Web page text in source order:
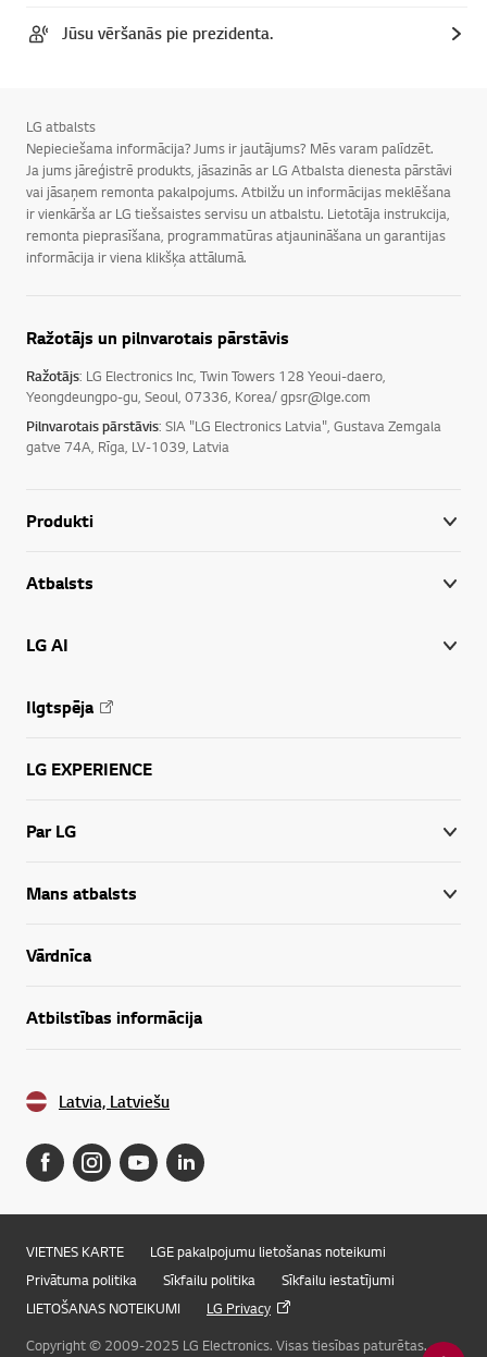
Jūsu vēršanās pie prezidenta.
LG atbalsts
Nepieciešama informācija? Jums ir jautājums? Mēs varam palīdzēt.
Ja jums jāreģistrē produkts, jāsazinās ar LG Atbalsta dienesta pārstāvi
vai jāsaņem remonta pakalpojums. Atbilžu un informācijas meklēšana
ir vienkārša ar LG tiešsaistes servisu un atbalstu. Lietotāja instrukcija,
remonta pieprasīšana, programmatūras atjaunināšana un garantijas
informācija ir viena klikšķa attālumā.
Ražotājs un pilnvarotais pārstāvis
Ražotājs: LG Electronics Inc, Twin Towers 128 Yeoui-daero,
Yeongdeungpo-gu, Seoul, 07336, Korea/ gpsr@lge.com
Pilnvarotais pārstāvis: SIA "LG Electronics Latvia", Gustava Zemgala
gatve 74A, Rīga, LV-1039, Latvia
Produkti
Atbalsts
LG AI
Ilgtspēja
LG EXPERIENCE
Par LG
Mans atbalsts
Vārdnīca
Atbilstības informācija
Latvia, Latviešu
VIETNES KARTE
LGE pakalpojumu lietošanas noteikumi
Privātuma politika
Sīkfailu politika
Sīkfailu iestatījumi
LIETOŠANAS NOTEIKUMI
LG Privacy
Copyright © 2009-2025 LG Electronics. Visas tiesības paturētas.